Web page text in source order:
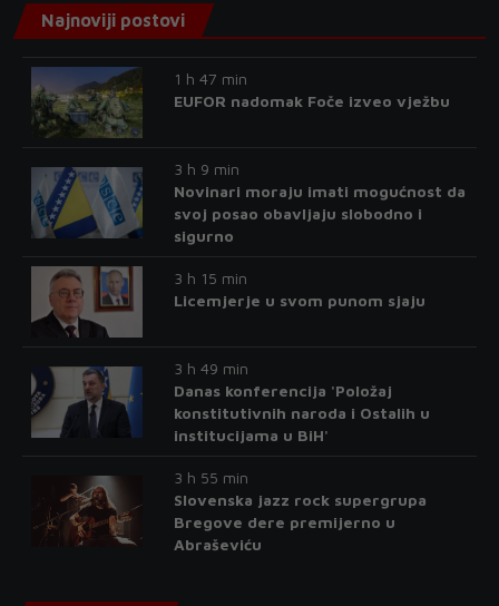
Najnoviji postovi
1 h 47 min
EUFOR nadomak Foče izveo vježbu
3 h 9 min
Novinari moraju imati mogućnost da
svoj posao obavljaju slobodno i
sigurno
3 h 15 min
Licemjerje u svom punom sjaju
3 h 49 min
Danas konferencija 'Položaj
konstitutivnih naroda i Ostalih u
institucijama u BiH'
3 h 55 min
Slovenska jazz rock supergrupa
Bregove dere premijerno u
Abraševiću